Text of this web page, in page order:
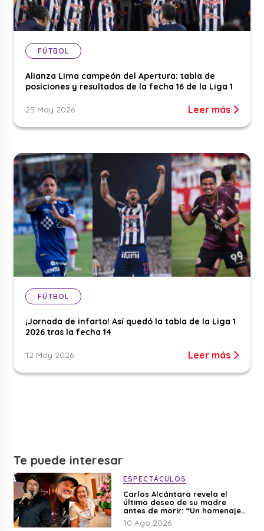
FÚTBOL
Alianza Lima campeón del Apertura: tabla de
posiciones y resultados de la fecha 16 de la Liga 1
25 May 2026 Leer más
FÚTBOL
¡Jornada de infarto! Así quedó la tabla de la Liga 1
2026 tras la fecha 14
12 May 2026 Leer más
Te puede interesar
ESPECTÁCULOS
Carlos Alcántara revela el
último deseo de su madre
antes de morir: “Un homenaje
para mi mamá”
10 Ago 2026